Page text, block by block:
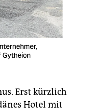
Gytheion
Erst kürzlich
Hotel mit